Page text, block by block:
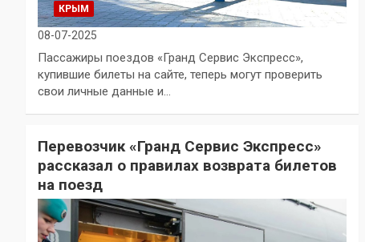
КРЫМ
08-07-2025
Пассажиры поездов «Гранд Сервис Экспресс»,
купившие билеты на сайте, теперь могут проверить
свои личные данные и…
Перевозчик «Гранд Сервис Экспресс»
рассказал о правилах возврата билетов
на поезд